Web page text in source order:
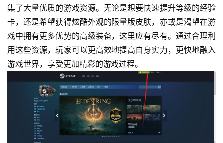
集了大量优质的游戏资源。无论是想要快速提升等级的经验
卡，还是希望获得炫酷外观的限量版皮肤，亦或是渴望在游
戏中拥有更多优势的高级装备，这里应有尽有。通过合理利
用这些资源，玩家可以更高效地提高自身实力，更快地融入
游戏世界，享受更加精彩的游戏过程。